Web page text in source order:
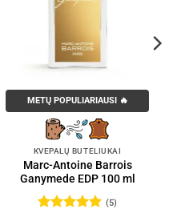
METŲ POPULIARIAUSI 🔥
KVEPALŲ BUTELIUKAI
Marc-Antoine Barrois
Ganymede EDP 100 ml
(5)